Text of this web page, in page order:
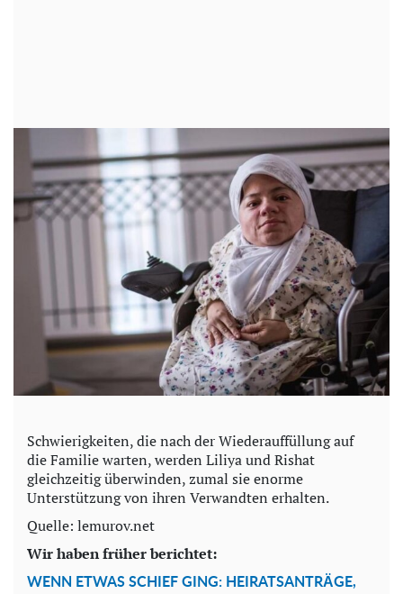
Schwierigkeiten, die nach der Wiederauffüllung auf
die Familie warten, werden Liliya und Rishat
gleichzeitig überwinden, zumal sie enorme
Unterstützung von ihren Verwandten erhalten.
Quelle: lemurov.net
Wir haben früher berichtet:
WENN ETWAS SCHIEF GING: HEIRATSANTRÄGE,